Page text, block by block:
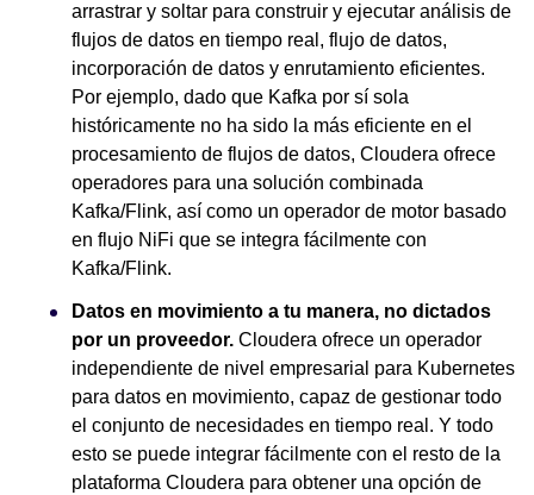
arrastrar y soltar para construir y ejecutar análisis de
flujos de datos en tiempo real, flujo de datos,
incorporación de datos y enrutamiento eficientes.
Por ejemplo, dado que Kafka por sí sola
históricamente no ha sido la más eficiente en el
procesamiento de flujos de datos, Cloudera ofrece
operadores para una solución combinada
Kafka/Flink, así como un operador de motor basado
en flujo NiFi que se integra fácilmente con
Kafka/Flink.
Datos en movimiento a tu manera, no dictados
por un proveedor. Cloudera ofrece un operador
independiente de nivel empresarial para Kubernetes
para datos en movimiento, capaz de gestionar todo
el conjunto de necesidades en tiempo real. Y todo
esto se puede integrar fácilmente con el resto de la
plataforma Cloudera para obtener una opción de